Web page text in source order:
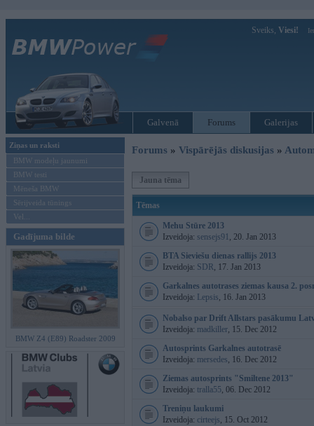
Sveiks, Viesi!
Galvenā Forums Galerijas
Ziņas un raksti
BMW modeļu jaunumi
BMW testi
Mēneša BMW
Sērijveida tūnings
Vel...
Gadījuma bilde
BMW Z4 (E89) Roadster 2009
Forums » Vispārējās diskusijas »
Jauna tēma
Tēmas
Mehu Stūre 2013
Izveidoja: sensejs91 , 20. Jan 2013
BTA Sieviešu dienas rallijs 2013
Izveidoja: SDR, 17. Jan 2013
Garkalnes autotrases ziemas kausa 2.
Izveidoja: Lepsis, 16. Jan 2013
Nobalso par Drift Allstars pasākumu
Izveidoja: madkiller, 15. Dec 2012
Autosprints Garkalnes autotrasē
Izveidoja: mersedes, 16. Dec 2012
Ziemas autosprints "Smiltene 2013"
Izveidoja: tralla55, 06. Dec 2012
Treniņu laukumi
Izveidoja: cirteejs, 15. Oct 2012